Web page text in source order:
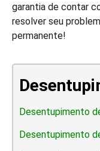
garantia de contar
resolver seu
permanente!
Desentupimento
Desentupimento